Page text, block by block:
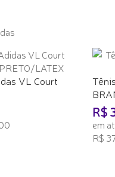
VL Court
R$
em
R$